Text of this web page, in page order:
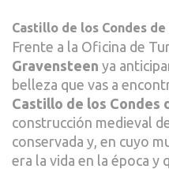
Castillo de los Condes de
Frente a la Oficina de
Gravensteen ya
belleza que vas a
Castillo de los Condes
construcción medieval
conservada y, en cuyo
era la vida en la época y